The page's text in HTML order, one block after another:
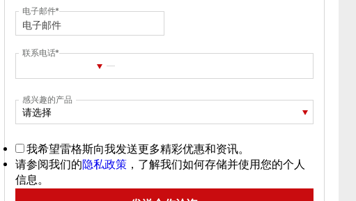
电子邮件
联系电话
感兴趣的产品
请选择
我希望雷格斯向我发送更多精彩优惠和资讯。
请参阅我们的隐私政策 ，了解我们如何存储并使用您的个人
信息。